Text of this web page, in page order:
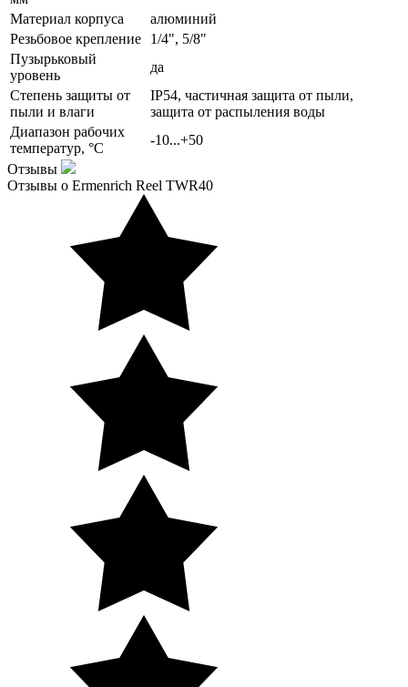
Материал корпуса
алюминий
Резьбовое крепление
1/4", 5/8"
Пузырьковый
уровень
да
Степень защиты от
пыли и влаги
IP54, частичная защита от пыли,
защита от распыления воды
Диапазон рабочих
температур, °С
-10...+50
Отзывы
Отзывы о Ermenrich Reel TWR40